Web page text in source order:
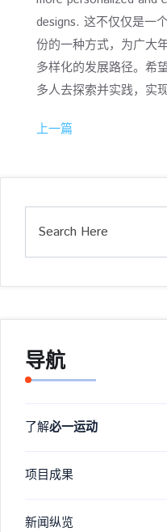
designs. 这不仅仅是一
份的一种方式，为广大
多样化的发展路径。希
多人去探索并实践，实
上一篇
导航
了解必一运动
项目成果
新闻纵览